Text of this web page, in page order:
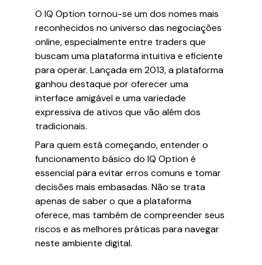
O IQ Option tornou-se um dos nomes mais
reconhecidos no universo das negociações
online, especialmente entre traders que
buscam uma plataforma intuitiva e eficiente
para operar. Lançada em 2013, a plataforma
ganhou destaque por oferecer uma
interface amigável e uma variedade
expressiva de ativos que vão além dos
tradicionais.
Para quem está começando, entender o
funcionamento básico do IQ Option é
essencial para evitar erros comuns e tomar
decisões mais embasadas. Não se trata
apenas de saber o que a plataforma
oferece, mas também de compreender seus
riscos e as melhores práticas para navegar
neste ambiente digital.